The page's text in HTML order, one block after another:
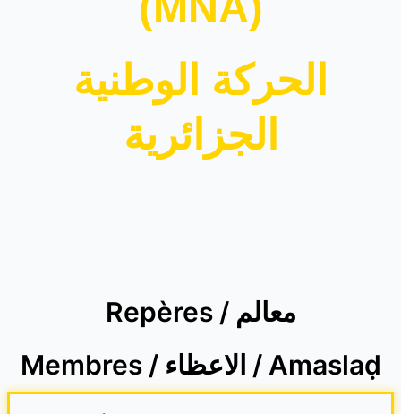
الحركة الوطنية
الجزائرية
Repères / معالم
Membres / الاعظاء / Amaslaḍ